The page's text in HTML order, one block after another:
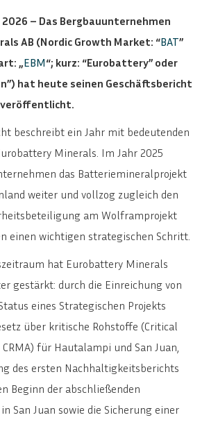
2026 – Das Bergbauunternehmen
AB (Nordic Growth Market: “BAT”
„EBM“; kurz: “Eurobattery” oder
hat heute seinen Geschäftsbericht
veröffentlicht.
beschreibt ein Jahr mit bedeutenden
Minerals. Im Jahr 2025
das Batteriemineralprojekt
weiter und vollzog zugleich den
am Wolframprojekt
einen wichtigen strategischen Schritt.
hat Eurobattery Minerals
gestärkt: durch die Einreichung von
eines Strategischen Projekts
über kritische Rohstoffe (Critical
für Hautalampi und San Juan,
des ersten Nachhaltigkeitsberichts
Beginn der abschließenden
San Juan sowie die Sicherung einer